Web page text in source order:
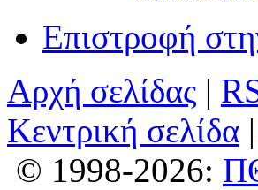
Επιστροφή
Αρχή σελίδας |
Κεντρική σελίδα |
© 1998-2026: